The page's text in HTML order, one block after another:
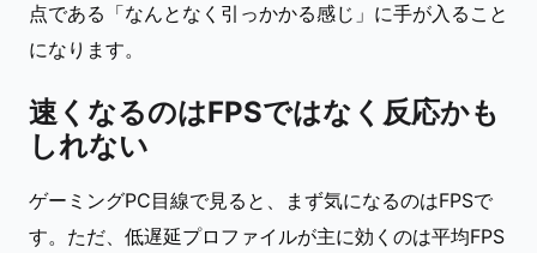
点である「なんとなく引っかかる感じ」に手が入ること
になります。
速くなるのはFPSではなく反応かも
しれない
ゲーミングPC目線で見ると、まず気になるのはFPSで
す。ただ、低遅延プロファイルが主に効くのは平均FPS